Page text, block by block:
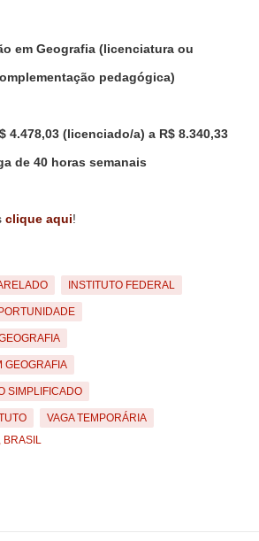
em Geografia (licenciatura ou
pedagógica)
4.478,03 (licenciado/a) a R$ 8.340,33
de 40 horas semanais
clique aqui!
INSTITUTO FEDERAL
GEOGRAFIA
SIMPLIFICADO
VAGA TEMPORÁRIA